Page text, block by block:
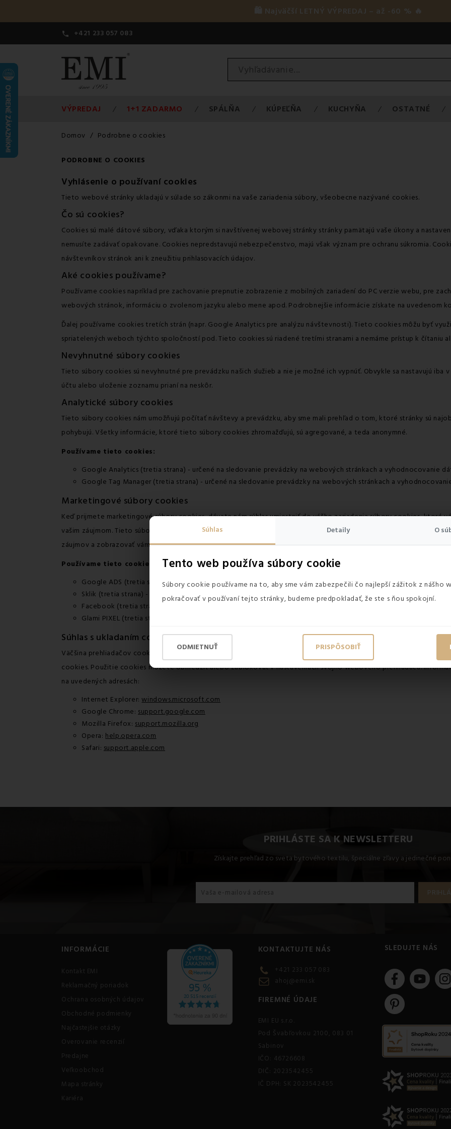
Súhlas Detaily O
Tento web používa súbory cookie
Súbory cookie používame na to, aby sme vám zabezpečili čo najlepší zážitok z nášho
pokračovať v používaní tejto stránky, budeme predpokladať, že ste s ňou spokojní.
ODMIETNUŤ PRISPÔSOBIŤ
🛍️ Najväčší LETNÝ VÝPREDAJ – až -60 % 🔥
 +421 233 057 083
VÝPREDAJ 1+1 ZADARMO SPÁLŇA KÚPEĽŇA KUCHYŇA OSTATNÉ
Domov Podrobne o cookies
PODROBNE O COOKIES
Vyhlásenie o používaní cookies
Tieto webové stránky ukladajú v súlade so zákonmi na vaše zariadenia súbory, všeobecne nazývané cookies.
Čo sú cookies?
Cookies sú malé dátové súbory, vďaka ktorým si navštívenej webovej stránky stránky pamätajú vaše úkony a
nemusíte zadávať opakovane. Cookies nepredstavujú nebezpečenstvo, majú však význam pre ochranu súkromia.
návštevníkov stránok ani k zneužitiu prihlasovacích údajov.
Aké cookies používame?
Používame cookies napríklad pre zachovanie prepnutie zobrazenie z mobilných zariadení do PC verzie webu, pre
webových stránok, informáciu o zvolenom jazyku alebo mene apod. Podrobnejšie informácie získate na uvedenom
Ďalej používame cookies tretích strán (napr. Google Analytics pre analýzu návštevnosti). Tieto cookies môžu byť
spriatelených weboch týchto spoločností pod. Tieto cookies sú riadené tretími stranami a nemáme prístup k čítaniu
Nevyhnutné súbory cookies
Tieto súbory cookies sú nevyhnutné pre prevádzku našich služieb a nie je možné ich vypnúť. Obvykle sa nastavujú
účtu alebo uloženie zoznamu prianí na neskôr.
Analytické súbory cookies
Tieto súbory cookies nám umožňujú počítať návštevy a prevádzku, aby sme mali prehľad o tom, ktoré stránky sú
pohybujú. Všetky informácie, ktoré tieto súbory cookies zhromažďujú, sú agregované, a teda anonymné.
Používame tieto cookies:
Google Analytics (tretia strana) - určené na sledovanie prevádzky na webových stránkach a vyhodnocovanie
Google Tag Manager (tretia strana) - určené na sledovanie prevádzky na webových stránkach a
Marketingové súbory cookies
Keď prijmete marketingové súbory cookies, dávate nám súhlas umiestniť do vášho zariadenia súbory cookies, ktoré
vašim záujmom. Tieto súbory cookies môžu byť nastavené nami alebo našimi reklamnými partnermi prostredníctvom
záujmov a zobrazovať vám relevantný obsah na našich webových stránkach aj na webových stránkach tretích strán.
Používame tieto cookies:
Google ADS (tretia strana) - určené pre reklamné kampane s identifikáciou záujmu o konkrétne produkty.
Sklik (tretia strana) - určené pre reklamné kampane s identifikáciou záujmu o konkrétne produkty.
Facebook (tretia strana) - určené pre reklamné kampane s identifikáciou záujmu o konkrétne produkty.
Glami PIXEL (tretia strana) - určené pre reklamné kampane s identifikáciou záujmu o konkrétne produkty.
Súhlas s ukladaním cookies
Väčšina prehliadačov cookies automaticky akceptuje, pokiaľ nie je prehliadač nastavený inak. Používaním týchto
cookies. Použitie cookies môžete obmedziť alebo zablokovať v nastaveniach svojho webového prehliadača.
na uvedených adresách:
Internet Explorer:windows.microsoft.com
Google Chrome: support.google.com
Mozilla Firefox:support.mozilla.org
Opera:help.opera.com
Safari: support.apple.com
PRIHLÁSTE SA K NEWSLETTERU
Získajte prehľad zo sveta bytového textilu, špeciálne zľavy a jedinečné
INFORMÁCIE
Kontakt EMI
Reklamačný poriadok
Ochrana osobných údajov
Obchodné podmienky
Najčastejšie otázky
Overovanie recenzií
Predajne
Veľkoobchod
Mapa stránky
Kariéra
KONTAKTUJTE NÁS
+421 233 057 083
ahoj@emi.sk
FIREMNÉ ÚDAJE
EMI EU s.r.o.
Pod Švabľovkou 2100, 083 01
Sabinov
IČO: 46726608
DIČ: 2023542455
IČ DPH: SK 2023542455
SLEDUJTE NÁS